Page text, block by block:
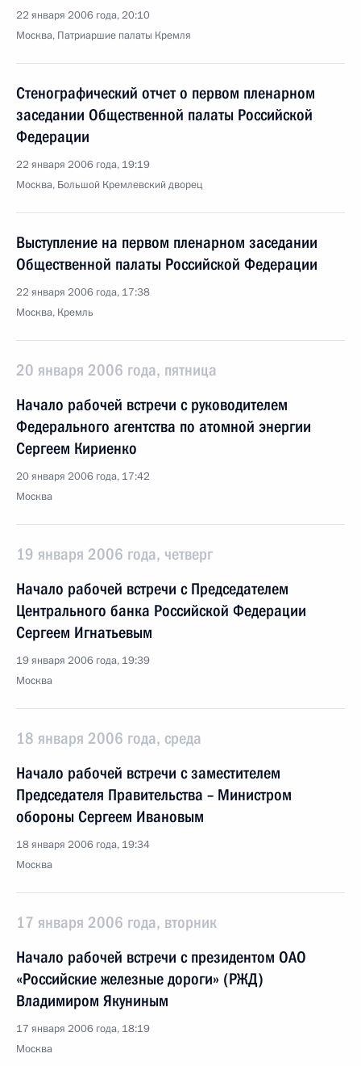
22 января 2006 года, 20:10
Москва, Патриаршие палаты Кремля
Стенографический отчет о первом пленарном
заседании Общественной палаты Российской
Федерации
22 января 2006 года, 19:19
Москва, Большой Кремлевский дворец
Выступление на первом пленарном заседании
Общественной палаты Российской Федерации
22 января 2006 года, 17:38
Москва, Кремль
20 января 2006 года, пятница
Начало рабочей встречи с руководителем
Федерального агентства по атомной энергии
Сергеем Кириенко
20 января 2006 года, 17:42
Москва
19 января 2006 года, четверг
Начало рабочей встречи с Председателем
Центрального банка Российской Федерации
Сергеем Игнатьевым
19 января 2006 года, 19:39
Москва
18 января 2006 года, среда
Начало рабочей встречи с заместителем
Председателя Правительства – Министром
обороны Сергеем Ивановым
18 января 2006 года, 19:34
Москва
17 января 2006 года, вторник
Начало рабочей встречи с президентом ОАО
«Российские железные дороги» (РЖД)
Владимиром Якуниным
17 января 2006 года, 18:19
Москва